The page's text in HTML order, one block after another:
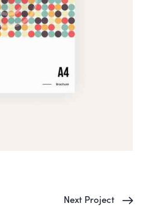
Next Project